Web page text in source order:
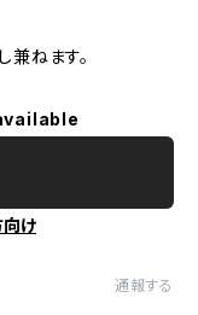
兼ねます。
け
通報する